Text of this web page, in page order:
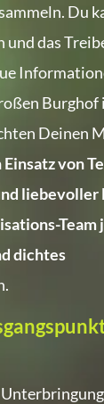
Du
und das
Burghof
Deinen
von
Team
dichtes